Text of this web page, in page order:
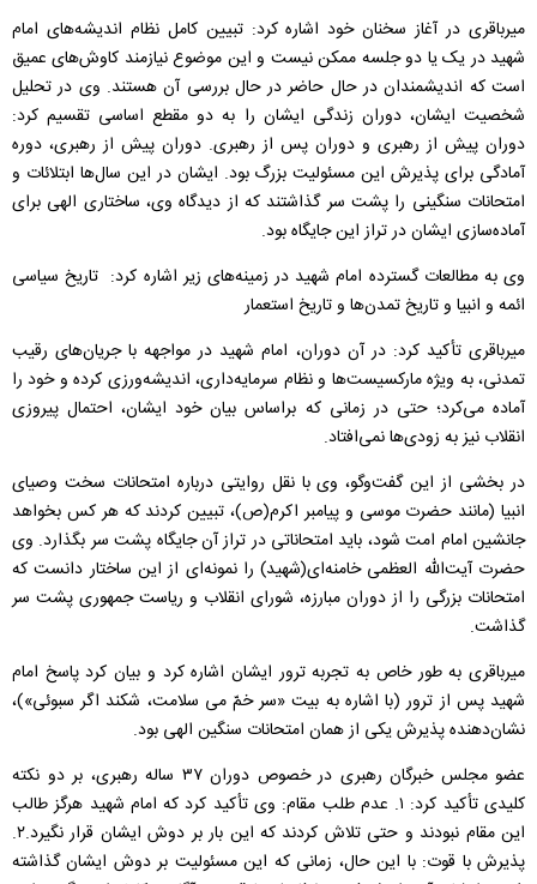
میرباقری در آغاز سخنان خود اشاره کرد: تبیین کامل نظام اندیشه‌های امام
شهید در یک یا دو جلسه ممکن نیست و این موضوع نیازمند کاوش‌های عمیق
است که اندیشمندان در حال حاضر در حال بررسی آن هستند. وی در تحلیل
شخصیت ایشان، دوران زندگی ایشان را به دو مقطع اساسی تقسیم کرد:
دوران پیش از رهبری و دوران پس از رهبری. دوران پیش از رهبری، دوره
آمادگی برای پذیرش این مسئولیت بزرگ بود. ایشان در این سال‌ها ابتلائات و
امتحانات سنگینی را پشت سر گذاشتند که از دیدگاه وی، ساختاری الهی برای
آماده‌سازی ایشان در تراز این جایگاه بود.
وی به مطالعات گسترده امام شهید در زمینه‌های زیر اشاره کرد: تاریخ سیاسی
ائمه و انبیا و تاریخ تمدن‌ها و تاریخ استعمار
میرباقری تأکید کرد: در آن دوران، امام شهید در مواجهه با جریان‌های رقیب
تمدنی، به‌ ویژه مارکسیست‌ها و نظام سرمایه‌داری، اندیشه‌ورزی کرده و خود را
آماده می‌کرد؛ حتی در زمانی که براساس بیان خود ایشان، احتمال پیروزی
انقلاب نیز به زودی‌ها نمی‌افتاد.
در بخشی از این گفت‌وگو، وی با نقل روایتی درباره امتحانات سخت وصیای
انبیا (مانند حضرت موسی و پیامبر اکرم(ص)، تبیین کردند که هر کس بخواهد
جانشین امام امت شود، باید امتحاناتی در تراز آن جایگاه پشت سر بگذارد. وی
حضرت آیت‌الله العظمی خامنه‌ای(شهید) را نمونه‌ای از این ساختار دانست که
امتحانات بزرگی را از دوران مبارزه، شورای انقلاب و ریاست جمهوری پشت سر
گذاشت.
میرباقری به طور خاص به تجربه ترور ایشان اشاره کرد و بیان کرد پاسخ امام
شهید پس از ترور (با اشاره به بیت «سر خمّ می سلامت، شکند اگر سبوئی»)،
نشان‌دهنده پذیرش یکی از همان امتحانات سنگین الهی بود.
عضو مجلس خبرگان رهبری در خصوص دوران ۳۷ ساله رهبری، بر دو نکته
کلیدی تأکید کرد: ۱. عدم طلب مقام: وی تأکید کرد که امام شهید هرگز طالب
این مقام نبودند و حتی تلاش کردند که این بار بر دوش ایشان قرار نگیرد.۲.
پذیرش با قوت: با این حال، زمانی که این مسئولیت بر دوش ایشان گذاشته